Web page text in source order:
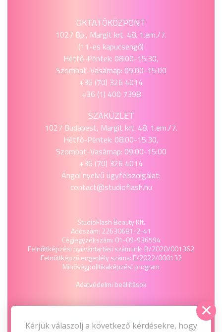
OKTATÓKÖZPONT
1027 Bp., Margit krt. 48. 1.em./7.
(11-es kapucsengő)
Hétfő-Péntek: 08:00-15:30,
Szombat-Vasárnap: 09:00-15:00
+36 (70) 326 4014
+36 (1) 400 7398
SZAKÜZLET
1027 Budapest, Margit krt. 48. 1.em./7.
Hétfő-Péntek: 08:00-15:30,
Szombat-Vasárnap: 09:00-15:00
+36 (70) 326 4014
Angol nyelvű ügyfélszolgálat:
contact@studioflash.hu
StudioFlash Beauty Kft.
Adószám: 22630681-2-41
Cégjegyzékszám: 01-09-936594
Felnőttképzési nyilvántartási számunk: B/2020/001362
Felnőttképző engedély száma: E/2022/000132
Minőségpolitikaképzési program
Adatvédelmi beállítások
Kérjük válaszolj a következő kérdésekre, hogy